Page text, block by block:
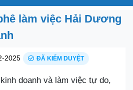
làm việc Hải Dương
2025 ĐÃ KIỂM DUYỆT
doanh và làm việc tự do,